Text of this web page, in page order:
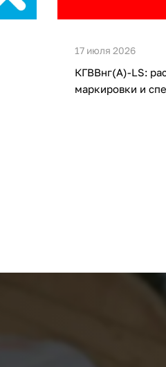
17 июля 2026
КГВВнг(А)-LS:
маркировки и